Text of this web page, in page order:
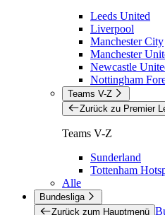
Leeds United
Liverpool
Manchester City
Manchester
Newcastle
Nottingham
Teams V-Z
Zurück zu Premier
Teams V-Z
Sunderland
Tottenham
Alle
Bundesliga
Zurück zum Hauptmenü